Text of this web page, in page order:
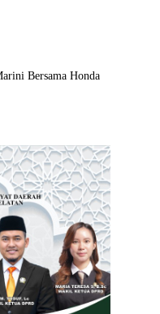
Bersama Honda